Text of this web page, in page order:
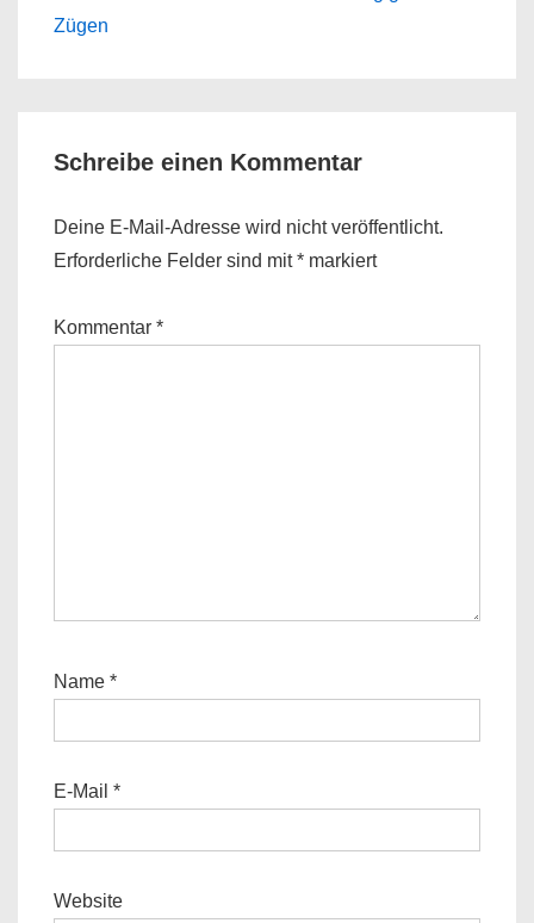
is
Zügen
Schreibe einen Kommentar
Deine E-Mail-Adresse wird nicht veröffentlicht.
Erforderliche Felder sind mit* markiert
Kommentar *
Name *
E-Mail *
Website